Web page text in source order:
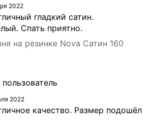
2022
гладкий сатин.
Спать приятно.
на резинке Nova Сатин 160
2022
качество. Размер подошёл